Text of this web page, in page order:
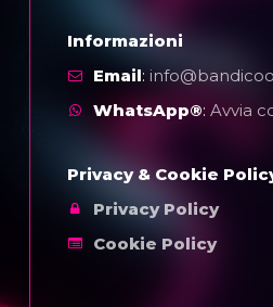
Informazioni
Email:
WhatsApp®: Avvia
Privacy & Cookie
Privacy Policy
Cookie Policy